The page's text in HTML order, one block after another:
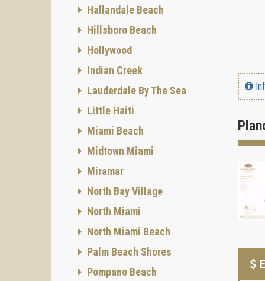
Hallandale Beach
Hillsboro Beach
Hollywood
Indian Creek
Lauderdale By The Sea
Little Haiti
Miami Beach
Midtown Miami
Miramar
North Bay Village
North Miami
North Miami Beach
Palm Beach Shores
Pompano Beach